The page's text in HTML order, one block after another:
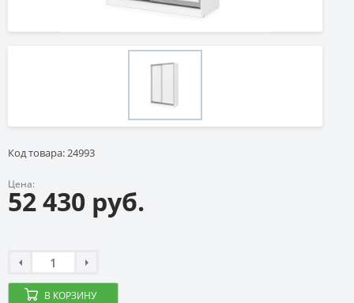
Код товара: 24993
Цена:
52 430 руб.
В КОРЗИНУ